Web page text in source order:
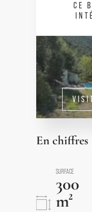
CE
En chiffres
SURFACE
300
m²